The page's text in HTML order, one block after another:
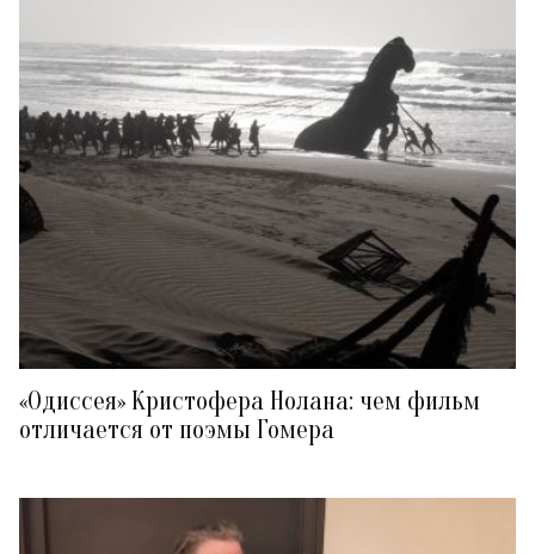
«Одиссея» Кристофера Нолана: чем фильм
отличается от поэмы Гомера